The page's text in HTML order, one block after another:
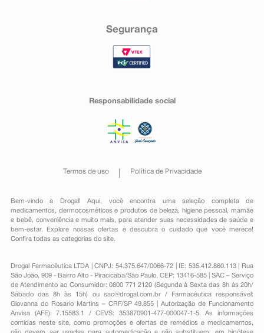
Segurança
Responsabilidade social
Termos de uso Política de Privacidade
Bem-vindo à Drogal! Aqui, você encontra uma seleção completa de
medicamentos , dermocosméticos e produtos de beleza, higiene pessoal ,mamãe
e bebê, conveniênciae muito mais, para atender suas necessidades de saúde e
bem-estar. Explore nossas ofertas e descubra o cuidado que você merece!
Confira todas as categorias do site.
Drogal Farmacêutica LTDA | CNPJ: 54.375.647/0066-72 | IE: 535.412.860.113 | Rua
São João, 909 - Bairro Alto - Piracicaba/São Paulo, CEP: 13416-585 | SAC – Serviço
de Atendimento ao Consumidor: 0800 771 2120 (Segunda à Sexta das 8h às 20h/
Sábado das 8h às 15h) ou sac@drogal.com.br/ Farmacêutica responsável:
Giovanna do Rosario Martins – CRF/SP 49.855 | Autorização de Funcionamento
Anvisa (AFE): 7.15583.1 / CEVS: 353870901-477-000047-1-5. As informações
contidas neste site, como promoções e ofertas de remédios e medicamentos,